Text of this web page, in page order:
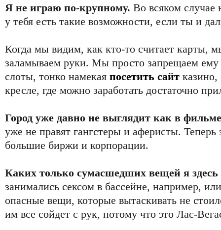
Я не играю по-крупному. Во всяком случае
у тебя есть такие возможности, если ты и
Когда мы видим, как кто-то считает карты,
заламываем руки. Мы просто запрещаем ему
слоты, тонко намекая посетить сайт
кресле, где можно заработать достаточно
Город уже давно не выглядит как в
уже не правят гангстеры и аферисты. Теперь
большие биржи и корпорации.
Каких только сумасшедших вещей я здесь
занимались сексом в бассейне, например,
опасные вещи, которые вытаскивать не
им все сойдет с рук, потому что это Лас-